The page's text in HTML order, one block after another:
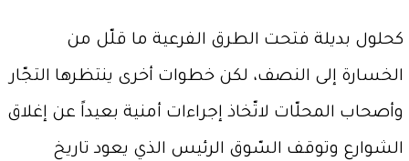
كحلول بديلة فتحت الطرق الفرعية ما قلّل من
الخسارة إلى النصف، لكن خطوات أخرى ينتظرها التجّار
وأصحاب المحلّات لاتّخاذ إجراءات أمنية بعيداً عن إغلاق
الشوارع وتوقف السّوق الرئيس الذي يعود تاريخ